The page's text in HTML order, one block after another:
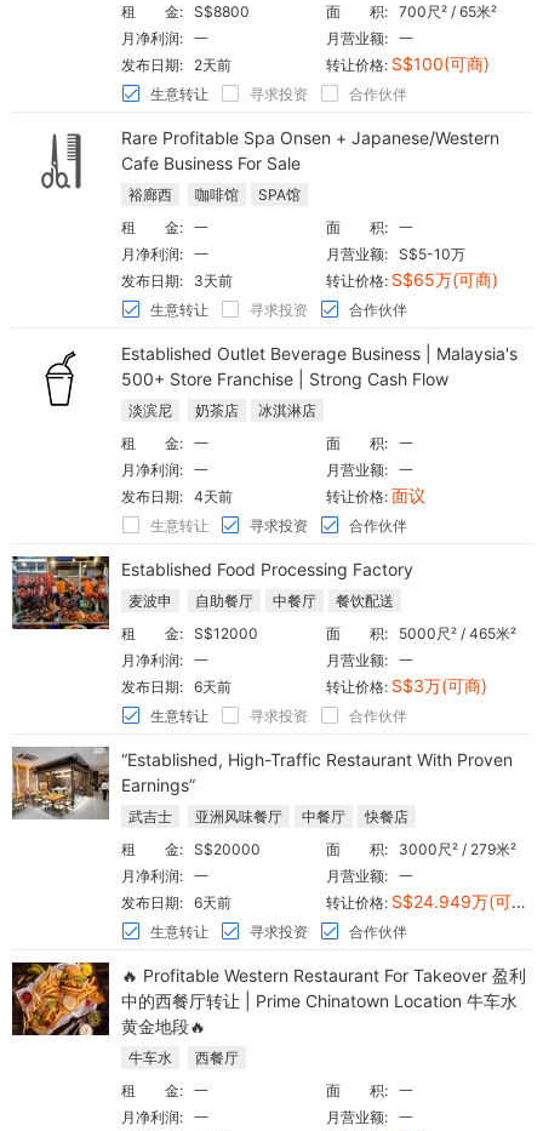
面 积: 700尺² / 65米²
租 金: S$8800
月营业额: 一
月净利润: 一
转让价格: S$100(可商)
发布日期:
2天前
生意转让
寻求投资 合作伙伴
Rare Profitable Spa Onsen + Japanese/Western
Cafe Business For Sale
裕廊西 咖啡馆
SPA馆
面 积: 一
租 金: 一
月营业额: S$5-10万
月净利润: 一
转让价格: S$65万(可商)
发布日期:
3天前
生意转让
寻求投资 合作伙伴
Established Outlet Beverage Business | Malaysia's
500+ Store Franchise | Strong Cash Flow
淡滨尼 奶茶店
冰淇淋店
面 积: 一
租 金: 一
月营业额: 一
月净利润: 一
转让价格: 面议
发布日期: 4天前
生意转让
寻求投资 合作伙伴
Established Food Processing Factory
麦波申 自助餐厅 中餐厅
餐饮配送
面 积:
5000尺² / 465米²
租 金: S$12000
月营业额: 一
月净利润: 一
转让价格: S$3万(可商)
发布日期: 6天前
生意转让
寻求投资 合作伙伴
“Established, High-Traffic Restaurant With Proven
Earnings”
武吉士 亚洲风味餐厅 中餐厅
快餐店
面 积:
3000尺² / 279米²
租 金: S$20000
月营业额: 一
月净利润: 一
转让价格: S$24.949万(可商)
发布日期: 6天前
生意转让
寻求投资 合作伙伴
🔥 Profitable Western Restaurant For Takeover 盈利
中的西餐厅转让 | Prime Chinatown Location 牛车水
黄金地段🔥
牛车水
西餐厅
面 积: 一
租 金: 一
月营业额: 一
月净利润: 一